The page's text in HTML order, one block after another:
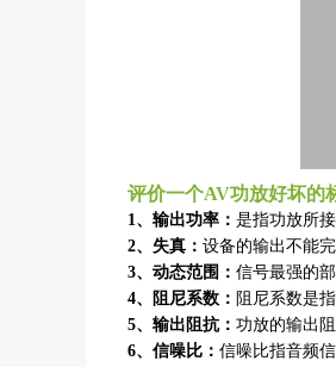
评价一个AV功放好坏的
1、输出功率： 是指功放所
2、失真： 设备的输出不能
3、动态范围： 信号最强的
4、阻尼系数： 阻尼系数是
5、输出阻抗： 功放的输出
6、信噪比： 信噪比指音频